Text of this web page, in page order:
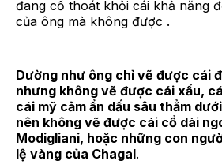
đang cố thoát khỏi cái khả năng
của ông mà không được .
Dường như ông chỉ vẽ được cái
nhưng không vẽ được cái xấu,
cái mỹ cảm ẩn dấu sâu thẳm
nên không vẽ được cái cổ dài
Modigliani, hoặc những con
lệ vàng của Chagal.